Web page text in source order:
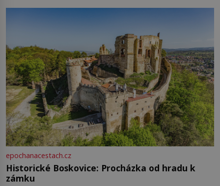
epochanacestach.cz
Historické Boskovice: Procházka od hradu k
zámku